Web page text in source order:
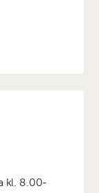
kl. 8.00-